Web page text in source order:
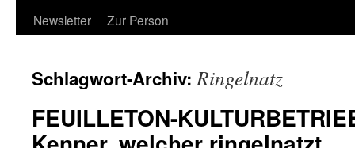
Newsletter
Zur Person
Schlagwort-Archiv:Ringelnatz
FEUILLETON-